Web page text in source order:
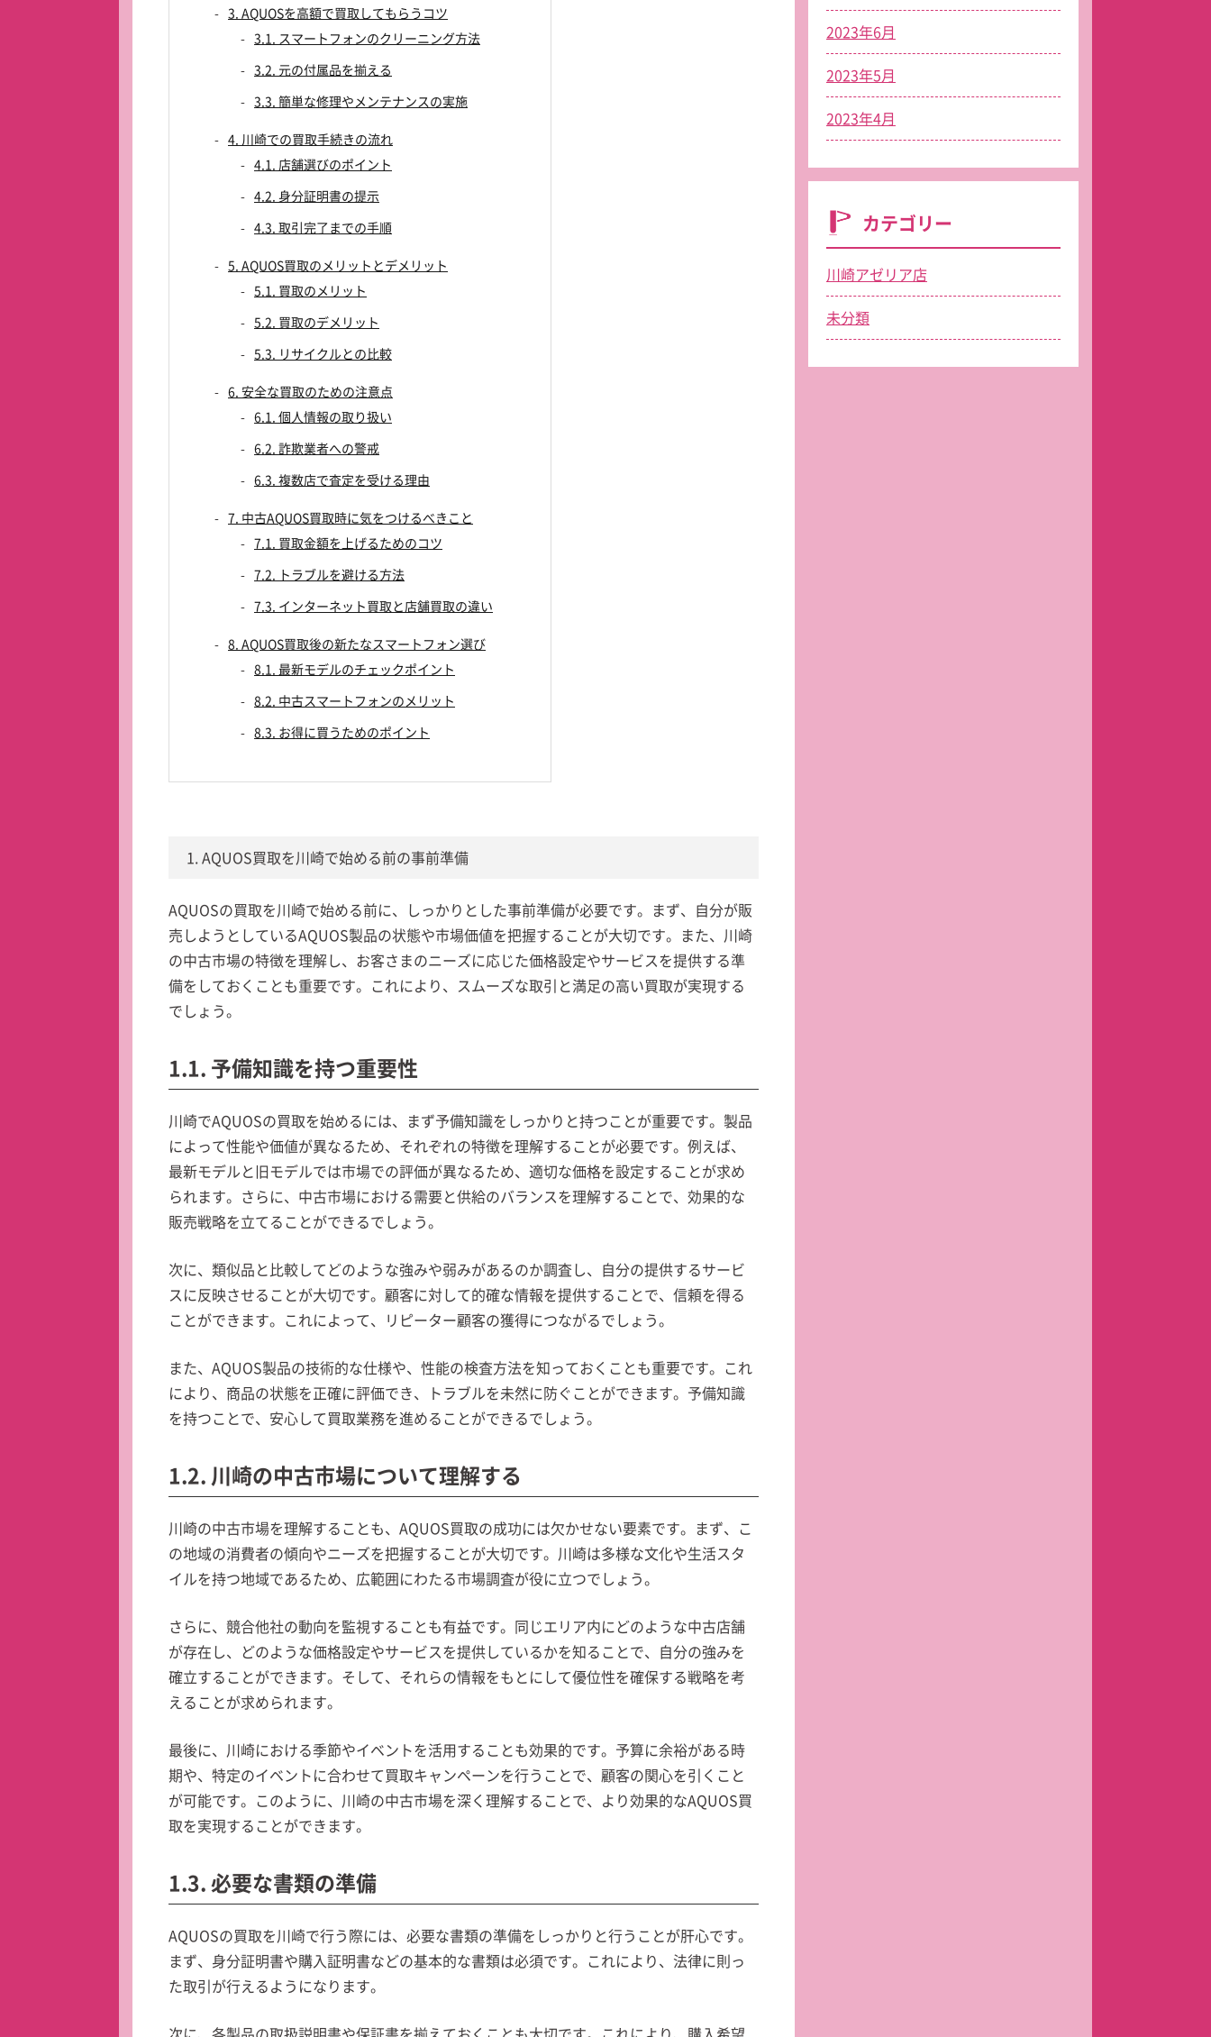
3. AQUOSを高額で買取してもらうコツ
3.1. スマートフォンのクリーニング方法
3.2. 元の付属品を揃える
3.3. 簡単な修理やメンテナンスの実施
4. 川崎での買取手続きの流れ
4.1. 店舗選びのポイント
4.2. 身分証明書の提示
4.3. 取引完了までの手順
5. AQUOS買取のメリットとデメリット
5.1. 買取のメリット
5.2. 買取のデメリット
5.3. リサイクルとの比較
6. 安全な買取のための注意点
6.1. 個人情報の取り扱い
6.2. 詐欺業者への警戒
6.3. 複数店で査定を受ける理由
7. 中古AQUOS買取時に気をつけるべきこと
7.1. 買取金額を上げるためのコツ
7.2. トラブルを避ける方法
7.3. インターネット買取と店舗買取の違い
8. AQUOS買取後の新たなスマートフォン選び
8.1. 最新モデルのチェックポイント
8.2. 中古スマートフォンのメリット
8.3. お得に買うためのポイント
1. AQUOS買取を川崎で始める前の事前準備
AQUOSの買取を川崎で始める前に、しっかりとした事前準備が必要です。まず、自分が販
売しようとしているAQUOS製品の状態や市場価値を把握することが大切です。また、川崎
の中古市場の特徴を理解し、お客さまのニーズに応じた価格設定やサービスを提供する準
備をしておくことも重要です。これにより、スムーズな取引と満足の高い買取が実現する
でしょう。
1.1. 予備知識を持つ重要性
川崎でAQUOSの買取を始めるには、まず予備知識をしっかりと持つことが重要です。製品
によって性能や価値が異なるため、それぞれの特徴を理解することが必要です。例えば、
最新モデルと旧モデルでは市場での評価が異なるため、適切な価格を設定することが求め
られます。さらに、中古市場における需要と供給のバランスを理解することで、効果的な
販売戦略を立てることができるでしょう。
次に、類似品と比較してどのような強みや弱みがあるのか調査し、自分の提供するサービ
スに反映させることが大切です。顧客に対して的確な情報を提供することで、信頼を得る
ことができます。これによって、リピーター顧客の獲得につながるでしょう。
また、AQUOS製品の技術的な仕様や、性能の検査方法を知っておくことも重要です。これ
により、商品の状態を正確に評価でき、トラブルを未然に防ぐことができます。予備知識
を持つことで、安心して買取業務を進めることができるでしょう。
1.2. 川崎の中古市場について理解する
川崎の中古市場を理解することも、AQUOS買取の成功には欠かせない要素です。まず、こ
の地域の消費者の傾向やニーズを把握することが大切です。川崎は多様な文化や生活スタ
イルを持つ地域であるため、広範囲にわたる市場調査が役に立つでしょう。
さらに、競合他社の動向を監視することも有益です。同じエリア内にどのような中古店舗
が存在し、どのような価格設定やサービスを提供しているかを知ることで、自分の強みを
確立することができます。そして、それらの情報をもとにして優位性を確保する戦略を考
えることが求められます。
最後に、川崎における季節やイベントを活用することも効果的です。予算に余裕がある時
期や、特定のイベントに合わせて買取キャンペーンを行うことで、顧客の関心を引くこと
が可能です。このように、川崎の中古市場を深く理解することで、より効果的なAQUOS買
取を実現することができます。
1.3. 必要な書類の準備
AQUOSの買取を川崎で行う際には、必要な書類の準備をしっかりと行うことが肝心です。
まず、身分証明書や購入証明書などの基本的な書類は必須です。これにより、法律に則っ
た取引が行えるようになります。
2023年6月
2023年5月
2023年4月
カテゴリー
川崎アゼリア店
未分類